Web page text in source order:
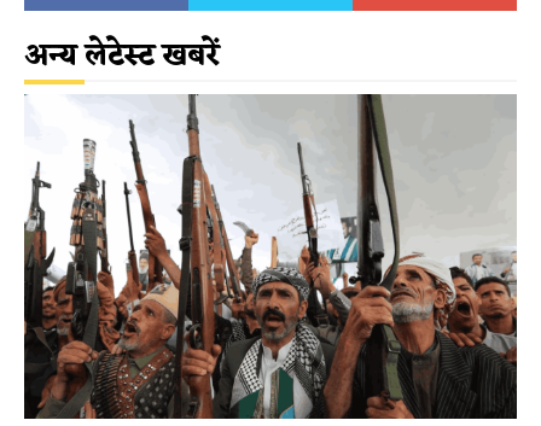
अन्य लेटेस्ट खबरें